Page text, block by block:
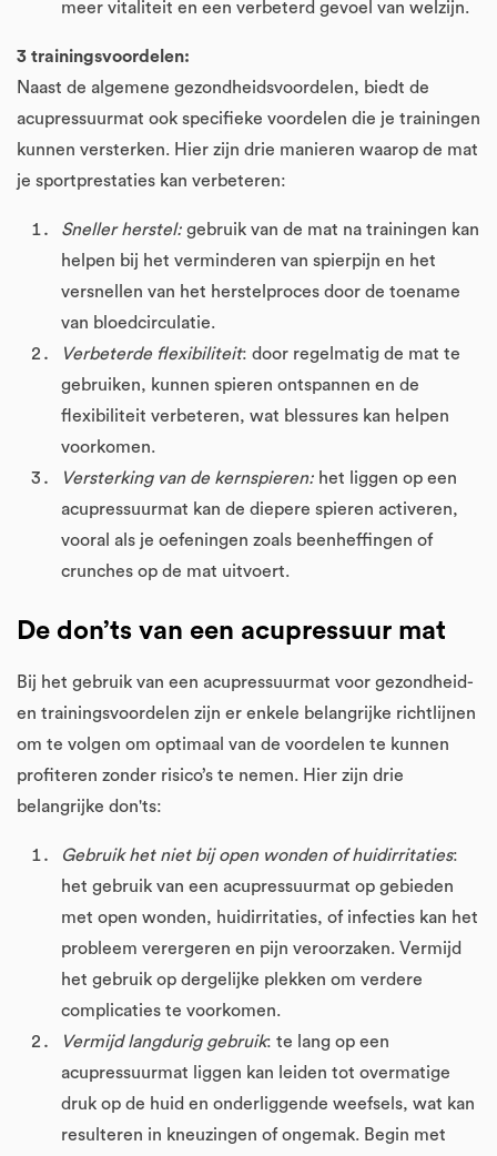
meer vitaliteit en een verbeterd gevoel van welzijn.
3 trainingsvoordelen:
Naast de algemene gezondheidsvoordelen, biedt de
acupressuurmat ook specifieke voordelen die je trainingen
kunnen versterken. Hier zijn drie manieren waarop de mat
je sportprestaties kan verbeteren:
Sneller herstel: gebruik van de mat na trainingen kan
helpen bij het verminderen van spierpijn en het
versnellen van het herstelproces door de toename
van bloedcirculatie.
Verbeterde flexibiliteit: door regelmatig de mat te
gebruiken, kunnen spieren ontspannen en de
flexibiliteit verbeteren, wat blessures kan helpen
voorkomen.
Versterking van de kernspieren: het liggen op een
acupressuurmat kan de diepere spieren activeren,
vooral als je oefeningen zoals beenheffingen of
crunches op de mat uitvoert.
De don’ts van een acupressuur mat
Bij het gebruik van een acupressuurmat voor gezondheid-
en trainingsvoordelen zijn er enkele belangrijke richtlijnen
om te volgen om optimaal van de voordelen te kunnen
profiteren zonder risico’s te nemen. Hier zijn drie
belangrijke don'ts:
Gebruik het niet bij open wonden of huidirritaties:
het gebruik van een acupressuurmat op gebieden
met open wonden, huidirritaties, of infecties kan het
probleem verergeren en pijn veroorzaken. Vermijd
het gebruik op dergelijke plekken om verdere
complicaties te voorkomen.
Vermijd langdurig gebruik: te lang op een
acupressuurmat liggen kan leiden tot overmatige
druk op de huid en onderliggende weefsels, wat kan
resulteren in kneuzingen of ongemak. Begin met